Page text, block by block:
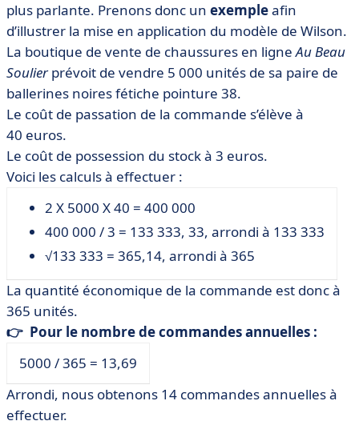
plus parlante. Prenons donc un exempleafin
d’illustrer la mise en application du modèle de Wilson.
La boutique de vente de chaussures en ligneAu Beau
Soulierprévoit de vendre 5 000 unités de sa paire de
ballerines noires fétiche pointure 38.
Le coût de passation de la commande s’élève à
40 euros.
Le coût de possession du stock à 3 euros.
Voici les calculs à effectuer :
2 X 5000 X 40 = 400 000
400 000 / 3 = 133 333, 33, arrondi à 133 333
√133 333 = 365,14, arrondi à 365
La quantité économique de la commande est donc à
365 unités.
👉 Pour le nombre de commandes annuelles :
5000 / 365 = 13,69
Arrondi, nous obtenons 14 commandes annuelles à
effectuer.